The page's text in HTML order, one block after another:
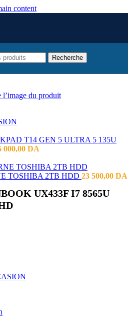
content
Recherche
T14 GEN 5 ULTRA 5 135U
000,00 DA
TOSHIBA 2TB HDD 23 500,00 DA
UX433F I7 8565U